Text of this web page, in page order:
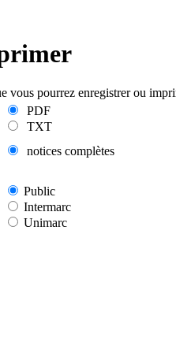
vous pourrez enregistrer ou
PDF
TXT
notices complètes
Public
Intermarc
Unimarc